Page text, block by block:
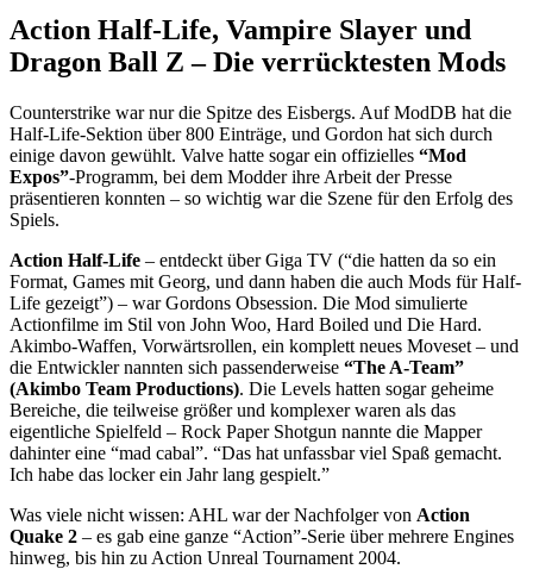
Action Half-Life, Vampire Slayer und
Dragon Ball Z – Die verrücktesten Mods
Counterstrike war nur die Spitze des Eisbergs. Auf ModDB hat die
Half-Life-Sektion über 800 Einträge, und Gordon hat sich durch
einige davon gewühlt. Valve hatte sogar ein offizielles “Mod
Expos”-Programm, bei dem Modder ihre Arbeit der Presse
präsentieren konnten – so wichtig war die Szene für den Erfolg des
Spiels.
Action Half-Life – entdeckt über Giga TV (“die hatten da so ein
Format, Games mit Georg, und dann haben die auch Mods für Half-
Life gezeigt”) – war Gordons Obsession. Die Mod simulierte
Actionfilme im Stil von John Woo, Hard Boiled und Die Hard.
Akimbo-Waffen, Vorwärtsrollen, ein komplett neues Moveset – und
die Entwickler nannten sich passenderweise “The A-Team”
(Akimbo Team Productions). Die Levels hatten sogar geheime
Bereiche, die teilweise größer und komplexer waren als das
eigentliche Spielfeld – Rock Paper Shotgun nannte die Mapper
dahinter eine “mad cabal”. “Das hat unfassbar viel Spaß gemacht.
Ich habe das locker ein Jahr lang gespielt.”
Was viele nicht wissen: AHL war der Nachfolger von Action
Quake 2 – es gab eine ganze “Action”-Serie über mehrere Engines
hinweg, bis hin zu Action Unreal Tournament 2004.